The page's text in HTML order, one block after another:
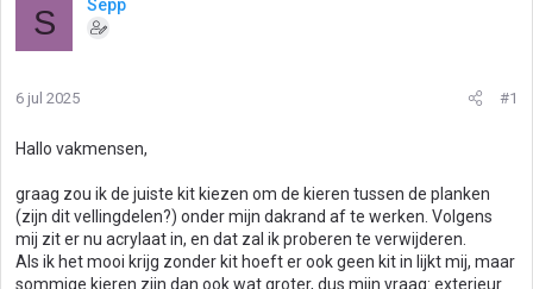
S Sepp
6 jul 2025 #1
Hallo vakmensen,
graag zou ik de juiste kit kiezen om de kieren tussen de planken
(zijn dit vellingdelen?) onder mijn dakrand af te werken. Volgens
mij zit er nu acrylaat in, en dat zal ik proberen te verwijderen.
Als ik het mooi krijg zonder kit hoeft er ook geen kit in lijkt mij, maar
sommige kieren zijn dan ook wat groter, dus mijn vraag: exterieur